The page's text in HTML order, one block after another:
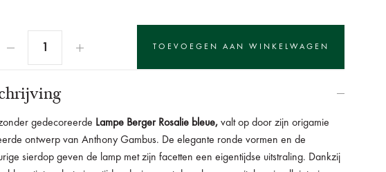
gedecoreerde Lampe Berger Rosalie bleue, valt op door zijn origamie
ontwerp van Anthony Gambus. De elegante ronde vormen en de
sierdop geven de lamp met zijn facetten een eigentijdse uitstraling. Dankzij